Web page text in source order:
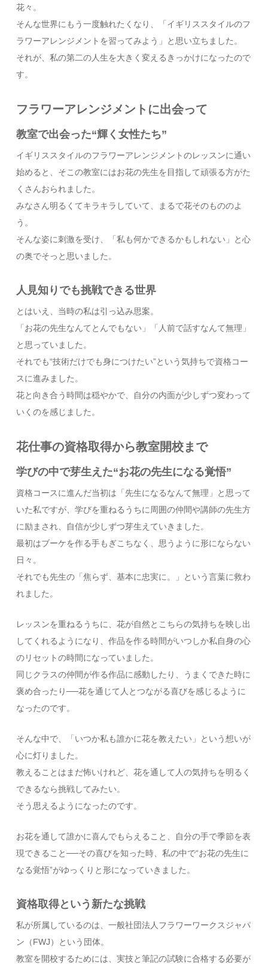
花々。
そんな世界にもう一度触れたくなり、「イギリススタイルのフ
ラワーアレンジメントを習ってみよう」と思い立ちました。
それが、私の第二の人生を大きく変えるきっかけになったので
す。
フラワーアレンジメントに出会って
教室で出会った“輝く女性たち”
イギリススタイルのフラワーアレンジメントのレッスンに通い
始めると、そこの教室にはお花の先生を目指して頑張る方がた
くさんおられました。
みなさん明るくてキラキラしていて、まるで花そのもののよ
う。
そんな姿に刺激を受け、「私も何かできるかもしれない」と心
の奥でそっと思いました。
人見知りでも挑戦できる世界
とはいえ、当時の私は引っ込み思案。
「お花の先生なんてとんでもない」「人前で話すなんて無理」
と思っていました。
それでも“技術だけでも身につけたい”という気持ちで資格コー
スに進みました。
花と向き合う時間は穏やかで、自分の内面が少しずつ変わって
いくのを感じました。
花仕事の資格取得から教室開校まで
学びの中で芽生えた“お花の先生になる覚悟”
資格コースに進んだ当初は「先生になるなんて無理」と思って
いた私ですが、学びを重ねるうちに周囲の仲間や講師の先生方
に励まされ、自信が少しずつ芽生えていきました。
最初はブーケを作る手もぎこちなく、思うように形にならない
日々。
それでも先生の「焦らず、基本に忠実に。」という言葉に救わ
れました。
レッスンを重ねるうちに、花が自然とこちらの気持ちを映し出
してくれるようになり、作品を作る時間がいつしか私自身の心
のリセットの時間になっていました。
同じクラスの仲間が作る作品に感動したり、うまくできた時に
褒め合ったり──花を通じて人とつながる喜びを感じるように
なったのです。
そんな中で、「いつか私も誰かに花を教えたい」という想いが
心に灯りました。
教えることはまだ怖いけれど、花を通して人の気持ちを明るく
できるなら挑戦してみたい。
そう思えるようになったのです。
お花を通して誰かに喜んでもらえること、自分の手で季節を表
現できること──その喜びを知った時、私の中で“お花の先生に
なる覚悟”がゆっくりと形になっていきました。
資格取得という新たな挑戦
私が所属しているのは、一般社団法人フラワーワークスジャパ
ン（FWJ）という団体。
教室を開校するためには、実技と筆記の試験に合格する必要が